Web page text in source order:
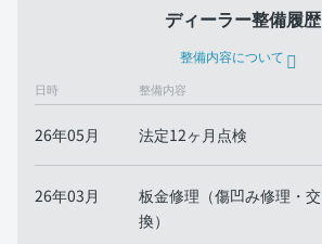
ディーラー整備履歴
整備内容について
日時 整備内容
26年05月 法定12ヶ月点検
26年03月
板金修理（傷凹み修理・交
換）